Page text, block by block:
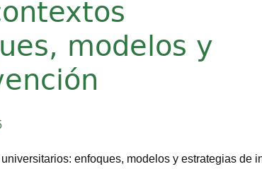
modelos y
enfoques, modelos y estrategias de